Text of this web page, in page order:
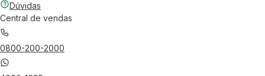
Dúvidas
Central de vendas
0800-200-2000